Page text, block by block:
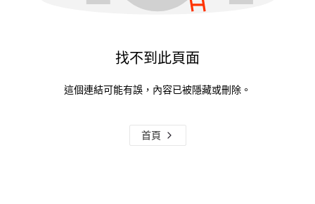
找不到此頁面
這個連結可能有誤，內容已被隱藏或刪除。
首頁